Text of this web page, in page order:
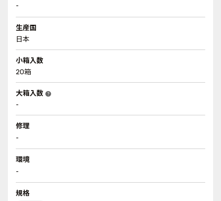
-
生産国
日本
小箱入数
20箱
大箱入数 help
-
修理
-
環境
-
規格